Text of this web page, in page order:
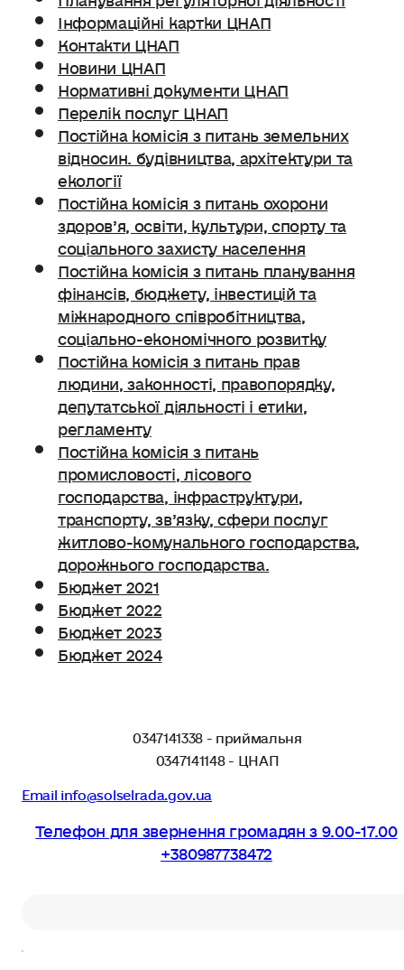
Інформаційні картки ЦНАП
Контакти ЦНАП
Новини ЦНАП
Нормативні документи ЦНАП
Перелік послуг ЦНАП
Постійна комісія з питань земельних
відносин. будівництва, архітектури та
екології
Постійна комісія з питань охорони
здоров’я, освіти, культури, спорту та
соціального захисту населення
Постійна комісія з питань планування
фінансів, бюджету, інвестицій та
міжнародного співробітництва,
соціально-економічного розвитку
Постійна комісія з питань прав
людини, законності, правопорядку,
депутатської діяльності і етики,
регламенту
Постійна комісія з питань
промисловості, лісового
господарства, інфраструктури,
транспорту, зв’язку, сфери послуг
житлово-комунального господарства,
дорожнього господарства.
Бюджет 2021
Бюджет 2022
Бюджет 2023
Бюджет 2024
0347141338 - приймальня
0347141148 - ЦНАП
Email info@solselrada.gov.ua
Телефон для звернення громадян з 9.00-17.00
+380987738472